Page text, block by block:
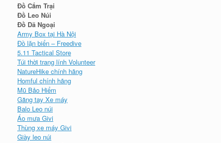
Đồ Cắm Trại
Đồ Leo Núi
Đồ Dã Ngoại
Army Box tại Hà Nội
Đồ lặn biển – Freedive
5.11 Tactical Store
Túi thời trang lính Volunteer
NatureHike chính hãng
Homful chính hãng
Mũ Bảo Hiểm
Găng tay Xe máy
Balo Leo núi
Áo mưa Givi
Thùng xe máy Givi
Giày leo núi